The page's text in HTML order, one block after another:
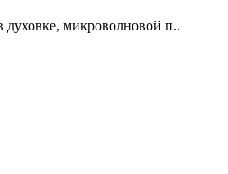
духовке, микроволновой п..